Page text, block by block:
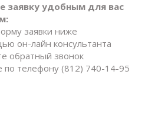
заявку удобным для вас
заявки ниже
он-лайн консультанта
обратный звонок
по телефону (812) 740-14-95